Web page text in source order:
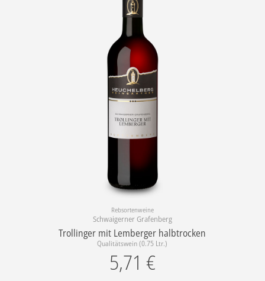
Rebsortenweine
Schwaigerner Grafenberg
Trollinger mit Lemberger halbtrocken
Qualitätswein (0.75 Ltr.)
5,71 €